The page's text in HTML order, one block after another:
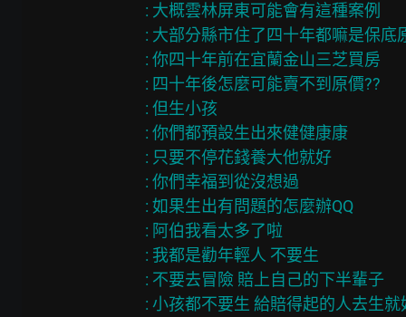
: 大概雲林屏東可能會有這種案例
: 大部分縣市住了四十年都嘛是保底
: 你四十年前在宜蘭金山三芝買房
: 四十年後怎麼可能賣不到原價??
: 但生小孩
: 你們都預設生出來健健康康
: 只要不停花錢養大他就好
: 你們幸福到從沒想過
: 如果生出有問題的怎麼辦QQ
: 阿伯我看太多了啦
: 我都是勸年輕人 不要生
: 不要去冒險 賠上自己的下半輩子
: 小孩都不要生 給賠得起的人去生就